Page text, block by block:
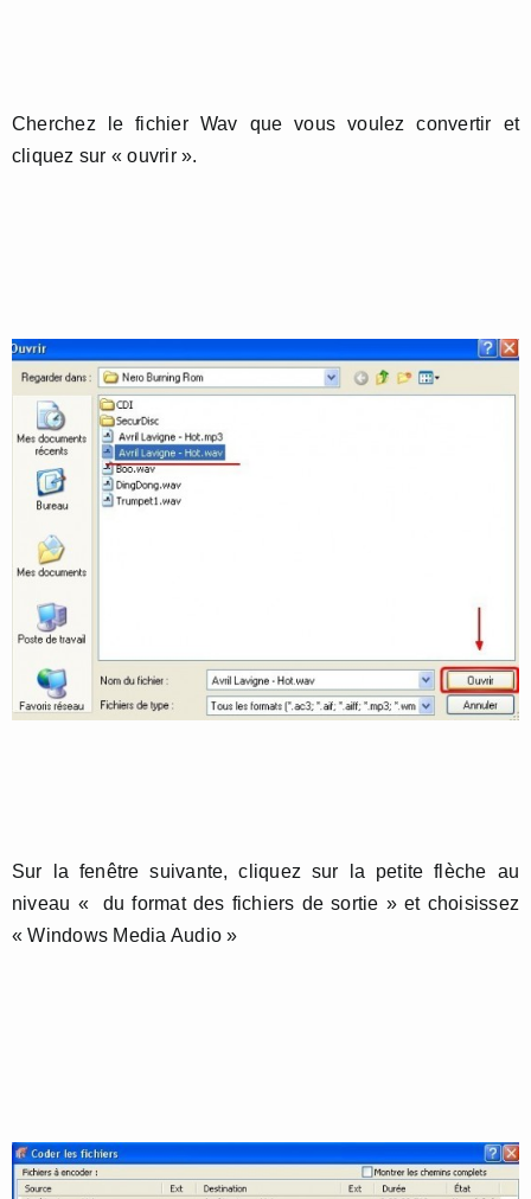
Cherchez le fichier Wav que vous voulez convertir et
cliquez sur « ouvrir ».
Sur la fenêtre suivante, cliquez sur la petite flèche au
niveau « du format des fichiers de sortie » et choisissez
« Windows Media Audio »